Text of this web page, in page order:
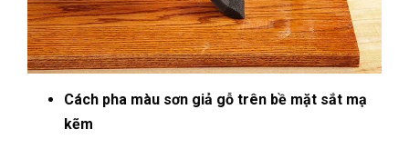
Cách pha màu sơn giả gỗ trên bề mặt sắt mạ
kẽm